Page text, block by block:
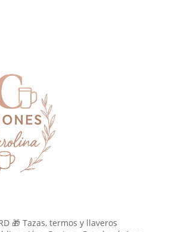
RD 🎁 Tazas, termos y llaveros